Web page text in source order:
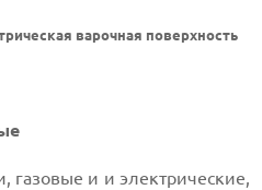
варочная поверхность
газовые и и электрические,